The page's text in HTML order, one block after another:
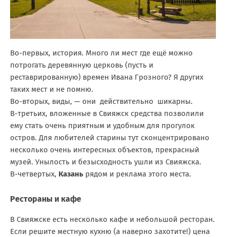
Во-первых, история. Много ли мест где ещё можно
потрогать деревянную церковь (пусть и
реставрированную) времен Ивана Грозного? Я других
таких мест и не помню.
Во-вторых, виды, — они действительно шикарны.
В-третьих, вложенные в Свияжск средства позволили
ему стать очень приятным и удобным для прогулок
остров. Для любителей старины тут сконцентрировано
несколько очень интересных объектов, прекрасный
музей. Унылость и безысходность ушли из Свияжска.
В-четвертых, Казань рядом и реклама этого места.
Рестораны и кафе
В Свияжске есть несколько кафе и небольшой ресторан.
Если решите местную кухню (а наверно захотите!) цена